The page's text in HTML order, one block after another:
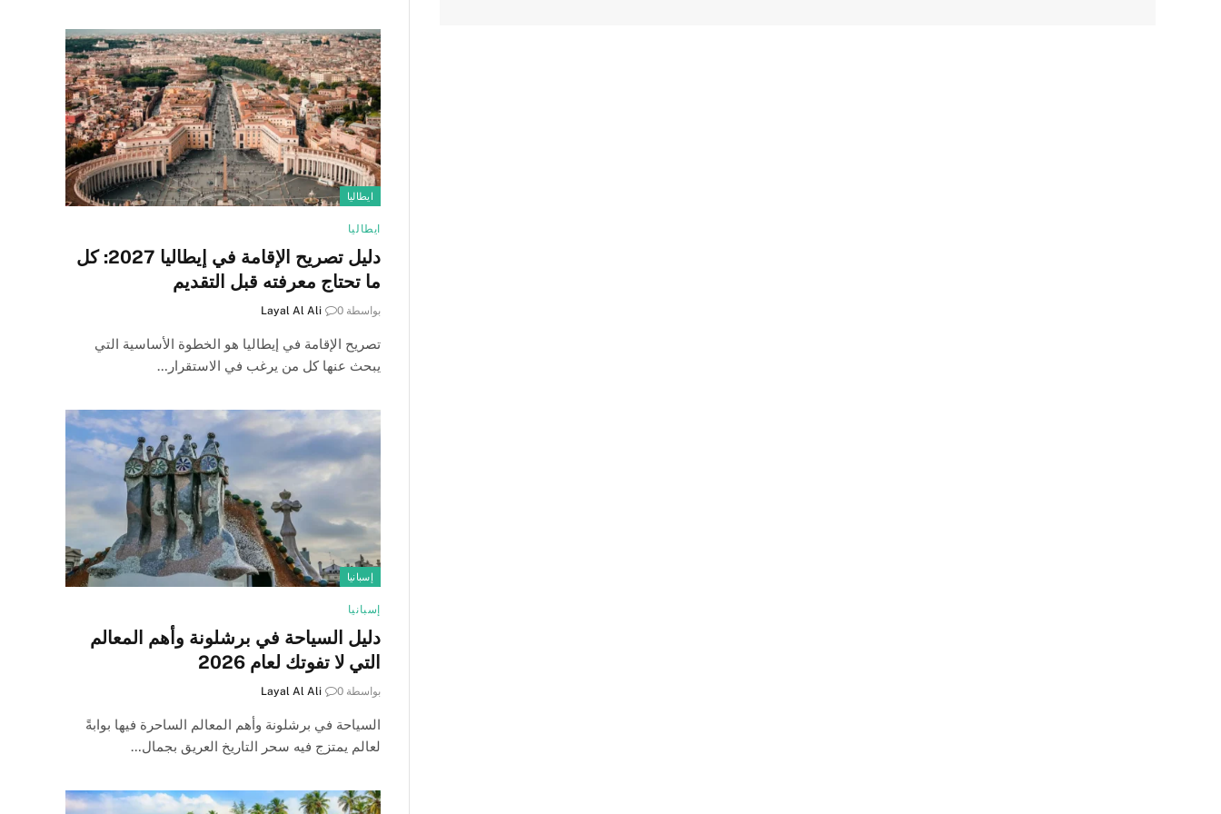
ايطاليا
ايطاليا
دليل تصريح الإقامة في إيطاليا 2027: كل
ما تحتاج معرفته قبل التقديم
بواسطة Layal Al Ali 0
تصريح الإقامة في إيطاليا هو الخطوة الأساسية التي
يبحث عنها كل من يرغب في الاستقرار…
إسبانيا
إسبانيا
دليل السياحة في برشلونة وأهم المعالم
التي لا تفوتك لعام 2026
بواسطة Layal Al Ali 0
السياحة في برشلونة وأهم المعالم الساحرة فيها بوابةً
لعالم يمتزج فيه سحر التاريخ العريق بجمال…